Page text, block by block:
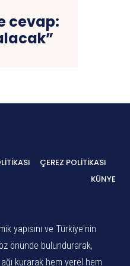
cevap:
ÇEREZ POLITIKASI
KÜNYE
yapısını ve Türkiye'nin
önünde bulundurarak,
kurarak hem yerel hem